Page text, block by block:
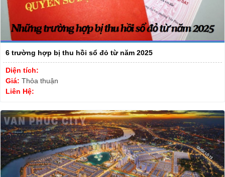
6 trường hợp bị thu hồi sổ đỏ từ năm 2025
Diện tích:
Giá: Thỏa thuận
Liên Hệ: